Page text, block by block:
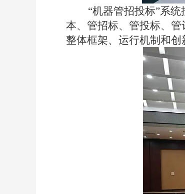
“机器管招投标”系统
本、管招标、管投标、
整体框架、运行机制和创